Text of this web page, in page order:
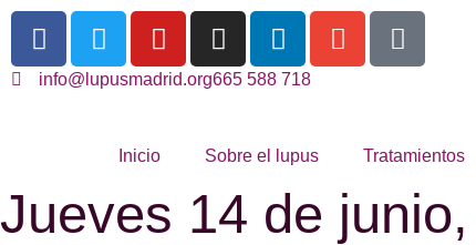
info@lupusmadrid.org665 588 718
Inicio Sobre el lupus Tratamientos
Jueves 14 de